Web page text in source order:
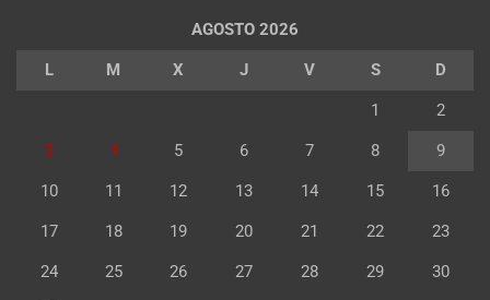
AGOSTO 2026
L M X J V S D
1 2
3 4 5 6 7 8 9
10 11 12 13 14 15 16
17 18 19 20 21 22 23
24 25 26 27 28 29 30